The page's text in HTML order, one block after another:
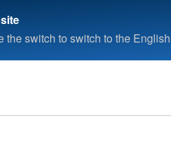
the switch to switch to the